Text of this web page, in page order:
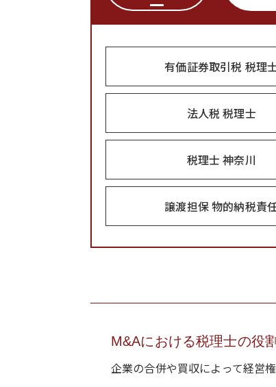
有価証券取引税 税理
法人税 税理士
税理士 神奈川
譲渡担保 物的納税責
M&Aにおける税理士の役
企業の合併や買収によって経営